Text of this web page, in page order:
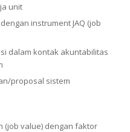
unit
instrument JAQ (job
dalam kontak akuntabilitas
proposal sistem
(job value) dengan faktor